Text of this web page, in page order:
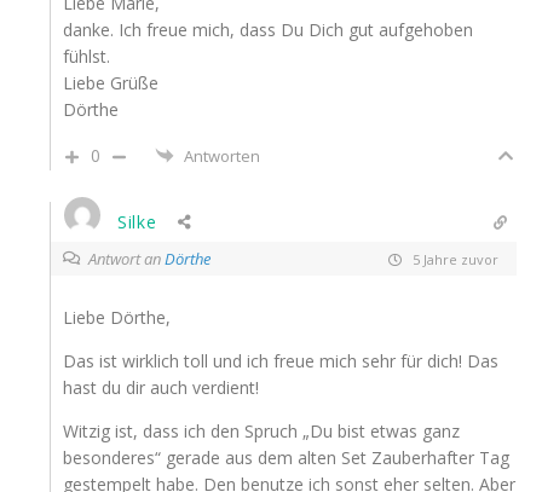
danke. Ich freue mich, dass Du Dich gut aufgehoben
fühlst.
Liebe Grüße
Dörthe
0
Antworten
Silke
Antwort anDörthe 5 Jahre zuvor
Liebe Dörthe,
Das ist wirklich toll und ich freue mich sehr für dich! Das
hast du dir auch verdient!
Witzig ist, dass ich den Spruch „Du bist etwas ganz
besonderes“ gerade aus dem alten Set Zauberhafter Tag
gestempelt habe. Den benutze ich sonst eher selten. Aber